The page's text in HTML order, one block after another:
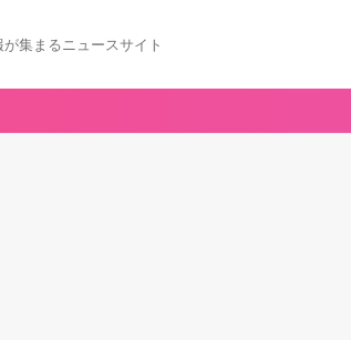
集まるニュースサイト